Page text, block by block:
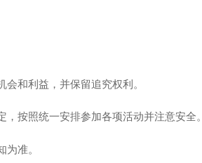
和利益，并保留追究权利。
按照统一安排参加各项活动并注意安全。
准。